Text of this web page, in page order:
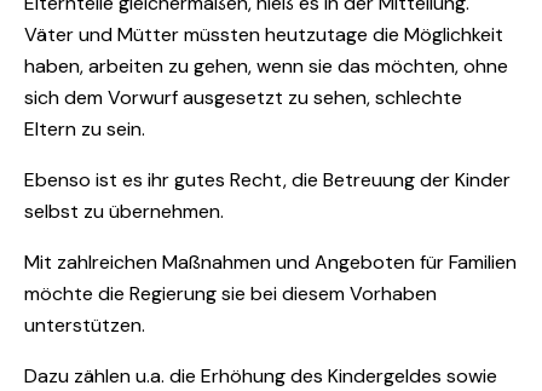
Väter und Mütter müssten heutzutage die Möglichkeit
haben, arbeiten zu gehen, wenn sie das möchten, ohne
sich dem Vorwurf ausgesetzt zu sehen, schlechte
Eltern zu sein.
Ebenso ist es ihr gutes Recht, die Betreuung der Kinder
selbst zu übernehmen.
Mit zahlreichen Maßnahmen und Angeboten für Familien
möchte die Regierung sie bei diesem Vorhaben
unterstützen.
Dazu zählen u.a. die Erhöhung des Kindergeldes sowie